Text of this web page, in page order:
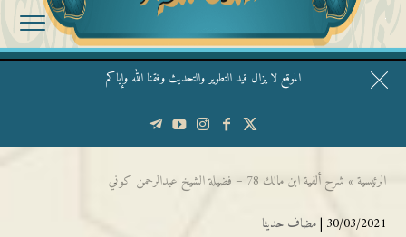
الموقع لا يزال قيد التطوير والتحديث وفقنا الله وإياكم
قال الشيخ ربيع وفقه الله: نحن ليس عندنا تقديس الأشخاص
الرئيسية » شرح ألفية ابن مالك 78 – فضيلة الشيخ عبدالرحمن كوني
30/03/2021 | مضاف حديثا